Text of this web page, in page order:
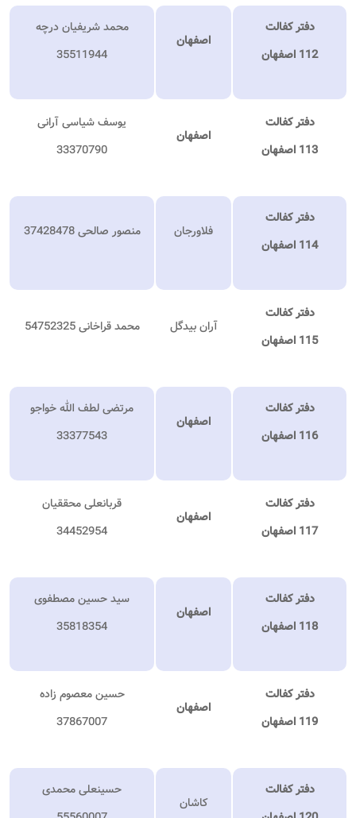
دفتر کفالت
112 اصفهان
اصفهان
محمد شریفیان درچه
35511944
دفتر کفالت
113 اصفهان
اصفهان
یوسف شیاسی آرانی
33370790
دفتر کفالت
114 اصفهان
فلاورجان منصور صالحی 37428478
دفتر کفالت
115 اصفهان
آران بیدگل محمد قراخانی 54752325
دفتر کفالت
116 اصفهان
اصفهان
مرتضیلطف الله خواجو
33377543
دفتر کفالت
117 اصفهان
اصفهان
قربانعلی محققیان
34452954
دفتر کفالت
118 اصفهان
اصفهان
سید حسین مصطفوی
35818354
دفتر کفالت
119 اصفهان
اصفهان
حسین معصوم زاده
37867007
دفتر کفالت
کاشان
حسینعلی محمدی